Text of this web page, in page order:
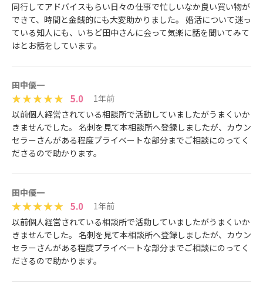
同行してアドバイスもらい日々の仕事で忙しいなか良い買い物が
できて、時間と金銭的にも大変助かりました。 婚活について迷っ
ている知人にも、いちど田中さんに会って気楽に話を聞いてみて
はとお話をしています。
田中優一
5.0
1年前
以前個人経営されている相談所で活動していましたがうまくいか
きませんでした。 名刺を見て本相談所へ登録しましたが、カウン
セラーさんがある程度プライベートな部分までご相談にのってく
ださるので助かります。
田中優一
5.0
1年前
以前個人経営されている相談所で活動していましたがうまくいか
きませんでした。 名刺を見て本相談所へ登録しましたが、カウン
セラーさんがある程度プライベートな部分までご相談にのってく
ださるので助かります。